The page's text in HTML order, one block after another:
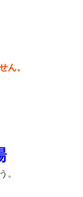
ん。
。